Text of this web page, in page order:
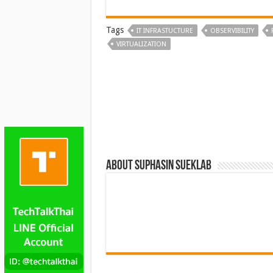
Tags IT INFRASTUCTURE OBSERVIBILITY
VIRTUALIZATION
About Suphasin Sueklab